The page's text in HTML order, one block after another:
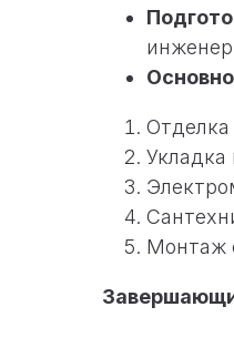
Отделка
Укладка
Монтаж